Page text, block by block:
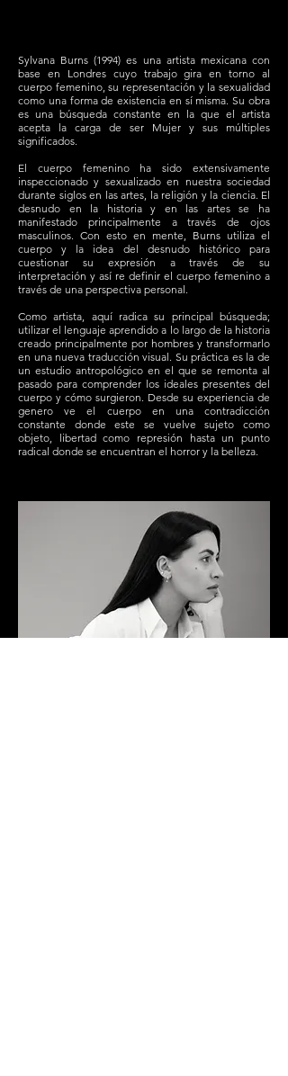
Sylvana Burns (1994) es una artista mexicana con
base en Londres cuyo trabajo gira en torno al
cuerpo femenino, su representación y la sexualidad
como una forma de existencia en sí misma. Su obra
es una búsqueda constante en la que el artista
acepta la carga de ser Mujer y sus múltiples
significados.
El cuerpo femenino ha sido extensivamente
inspeccionado y sexualizado en nuestra sociedad
durante siglos en las artes, la religión y la ciencia. El
desnudo en la historia y en las artes se ha
manifestado principalmente a través de ojos
masculinos. Con esto en mente, Burns utiliza el
cuerpo y la idea del desnudo histórico para
cuestionar su expresión a través de su
interpretación y así re definir el cuerpo femenino a
través de una perspectiva personal.
Como artista, aquí radica su principal búsqueda;
utilizar el lenguaje aprendido a lo largo de la historia
creado principalmente por hombres y transformarlo
en una nueva traducción visual. Su práctica es la de
un estudio antropológico en el que se remonta al
pasado para comprender los ideales presentes del
cuerpo y cómo surgieron. Desde su experiencia de
genero ve el cuerpo en una contradicción
constante donde este se vuelve sujeto como
objeto, libertad como represión hasta un punto
radical donde se encuentran el horror y la belleza.